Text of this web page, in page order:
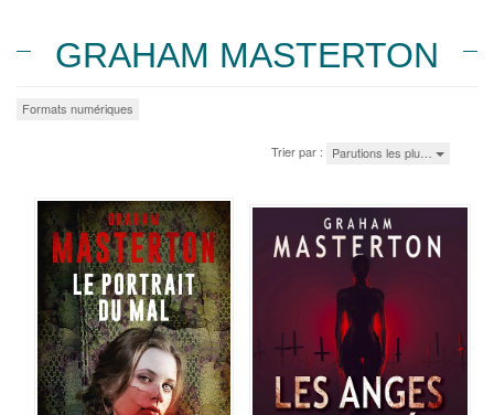
GRAHAM MASTERTON
Formats numériques
Trier par : Parutions les plu…